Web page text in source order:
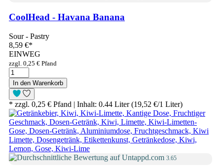
CoolHead - Havana Banana
Sour - Pastry
8,59 €*
EINWEG
zzgl. 0,25 € Pfand
In den Warenkorb
* zzgl. 0,25 € Pfand | Inhalt: 0.44 Liter (19,52 €/1 Liter)
3.65